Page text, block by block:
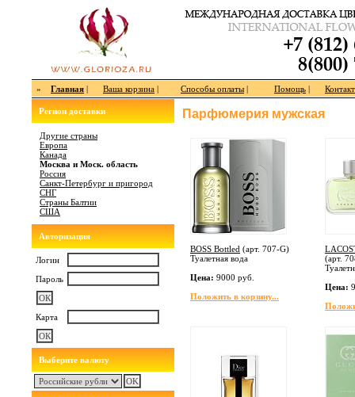
» Главная | Ваша корзина | Способы оплаты | Помощь |
Регион доставки
Другие страны
Европа
Канада
Москва и Моск. область
Россия
Санкт-Петербург и пригород
СНГ
Страны Балтии
США
Авторизация
Логин
Пароль
Карта
Выберите валюту
Парфюмерия мужская
BOSS Bottled (арт. 707-G)
Туалетная вода
Цена: 9000 руб.
Положить в корзину...
(арт.
Цена: